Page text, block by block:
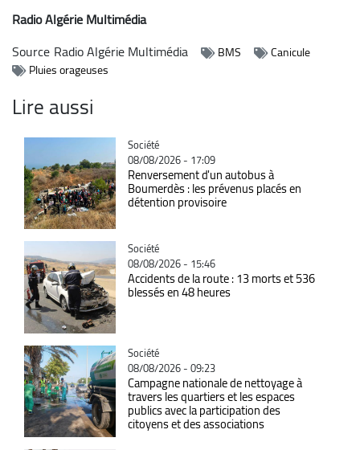
Radio Algérie Multimédia
Source Radio Algérie Multimédia BMS
Canicule
Pluies orageuses
Lire aussi
Catégorie
Société
08/08/2026 - 17:09
Renversement d'un autobus à
Boumerdès : les prévenus placés en
détention provisoire
Catégorie
Société
08/08/2026 - 15:46
Accidents de la route : 13 morts et 536
blessés en 48 heures
Catégorie
Société
08/08/2026 - 09:23
Campagne nationale de nettoyage à
travers les quartiers et les espaces
publics avec la participation des
citoyens et des associations